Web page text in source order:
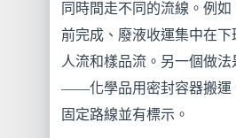
同時間走不同的流線。例
前完成、廢液收運集中在
人流和樣品流。另一個做
——化學品用密封容器搬運
固定路線並有標示。